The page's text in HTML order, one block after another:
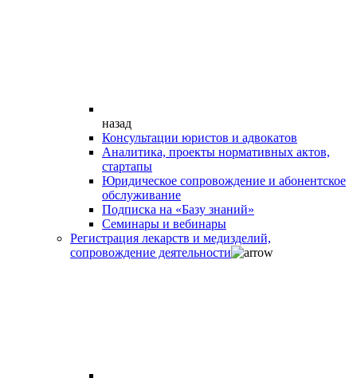
назад
Консультации юристов и адвокатов
Аналитика, проекты нормативных актов,
стартапы
Юридическое сопровождение и абонентское
обслуживание
Подписка на «Базу знаний»
Семинары и вебинары
Регистрация лекарств и медизделий,
сопровождение деятельности